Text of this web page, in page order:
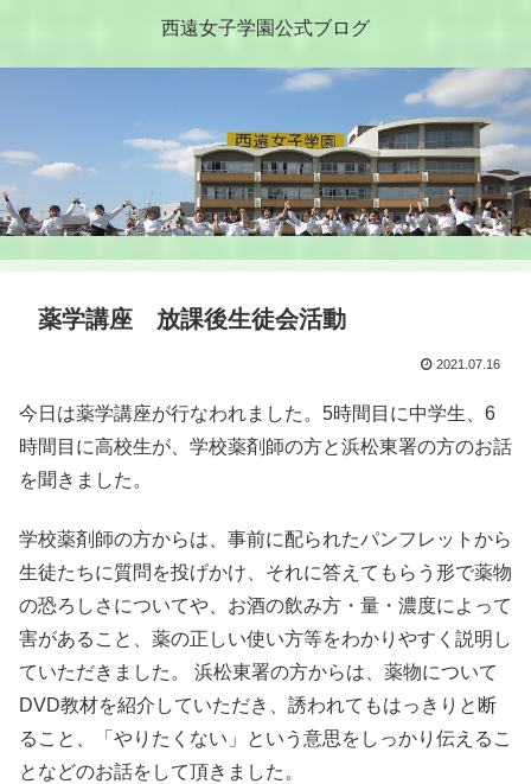
西遠女子学園公式ブログ
薬学講座 放課後生徒会活動
2021.07.16
今日は薬学講座が行なわれました。5時間目に中学生、6
時間目に高校生が、学校薬剤師の方と浜松東署の方のお話
を聞きました。
学校薬剤師の方からは、事前に配られたパンフレットから
生徒たちに質問を投げかけ、それに答えてもらう形で薬物
の恐ろしさについてや、お酒の飲み方・量・濃度によって
害があること、薬の正しい使い方等をわかりやすく説明し
ていただきました。 浜松東署の方からは、薬物について
DVD教材を紹介していただき、誘われてもはっきりと断
ること、「やりたくない」という意思をしっかり伝えるこ
となどのお話をして頂きました。